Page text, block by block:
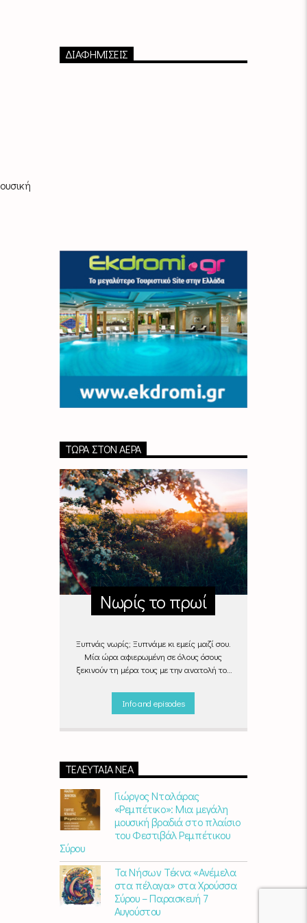
ΔΙΑΦΗΜΙΣΕΙΣ
ΤΏΡΑ ΣΤΟΝ ΑΈΡΑ
Νωρίς το πρωί
Ξυπνάς νωρίς; Ξυπνάμε κι εμείς μαζί σου.
Μία ώρα αφιερωμένη σε όλους όσους
ξεκινούν τη μέρα τους με την ανατολή του
την πρωινή ρουτίνα πιο ευχάριστη!
"Νωρίς το πρωί" καθημερινά
107 FM
Info and episodes
ΤΕΛΕΥΤΑΊΑ ΝΈΑ
Γιώργος Νταλάρας
«Ρεμπέτικο»: Μια μεγάλη
μουσική βραδιά στο πλαίσιο
του Φεστιβάλ Ρεμπέτικου
Σύρου
Τα Νήσων Τέκνα «Ανέμελα
στα πέλαγα» στα Χρούσσα
Σύρου – Παρασκευή 7
Αυγούστου